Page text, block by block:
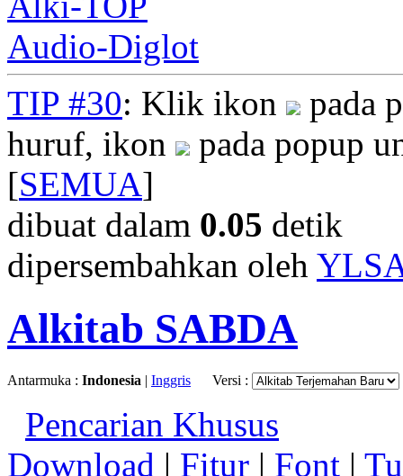
Audio-Diglot
TIP #30: Klik ikon
pada
huruf, ikon
pada popup
[SEMUA]
dibuat dalam 0.05 detik
dipersembahkan oleh
Alkitab SABDA
Antarmuka : Indonesia | Inggris Versi :
Pencarian Khusus
Download | Fitur | Font |